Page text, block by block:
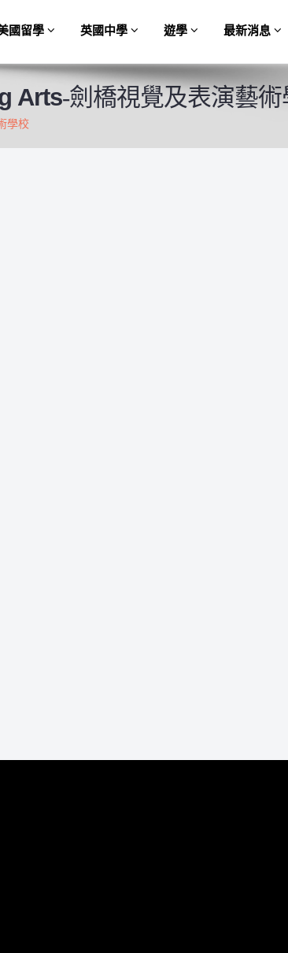
國留學 英國中學 遊學 最新消息
Arts-劍橋視覺及表演藝術
學校